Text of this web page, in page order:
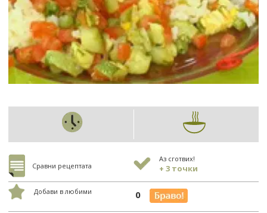
Сравни рецептата
Аз сготвих!
+ 3 точки
Добави в любими 0